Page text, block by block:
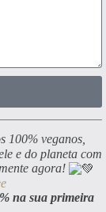
100% veganos,
e do planeta com
agora!
na sua primeira